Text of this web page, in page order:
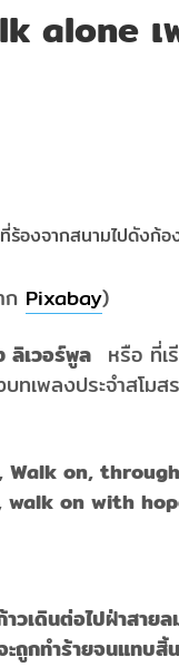
alone เ
ก Pixabay)
ลิเวอร์พูล หรือ ที่เ
ทเพลงประจำสโม
on,
walk on with
าวเดินต่อไปฝ่าสา
ถูกทำร้ายจนแทบสิ้